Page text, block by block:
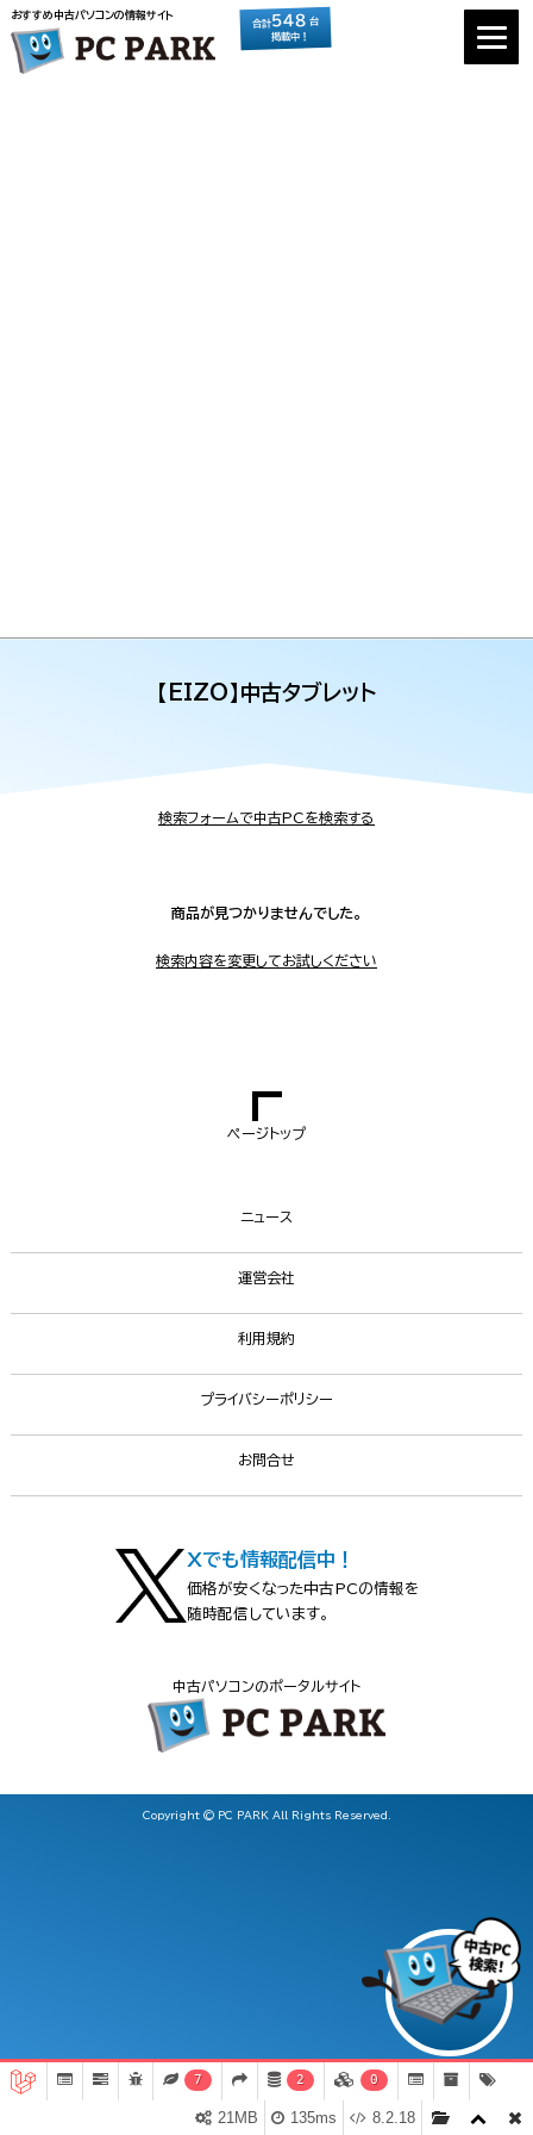
おすすめ中古パソコンの情報サイト
合計548 台
掲載中！
【EIZO】中古タブレット
検索フォームで中古PCを検索する
商品が見つかりませんでした。
検索内容を変更してお試しください
ページトップ
ニュース
運営会社
利用規約
プライバシーポリシー
お問合せ
Xでも情報配信中！
価格が安くなった中古PCの情報を
随時配信しています。
中古パソコンのポータルサイト
Copyright © PC PARK All Rights Reserved.
7 2 0
8.2.18
135ms
21MB